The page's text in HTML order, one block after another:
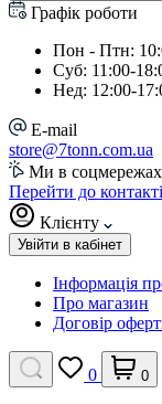
Графік роботи
Пон - Птн:
Суб: 11:00-
Нед: 12:00-
E-mail
store@7tonn.com.ua
Ми в соцмережах
Перейти до
Клієнту
Увійти в кабінет
Інформація
Про магазин
Договір
0 0